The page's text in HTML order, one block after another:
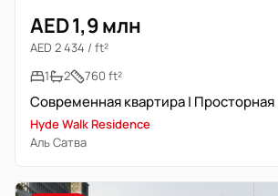
AED 1,9 млн
AED 2 434 / ft²
1
2 760 ft²
Современная квартира |
Hyde Walk Residence
Аль Сатва